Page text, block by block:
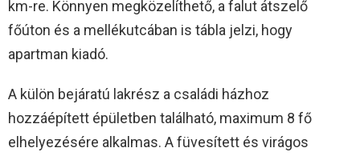
km-re. Könnyen megközelíthető, a falut átszelő
főúton és a mellékutcában is tábla jelzi, hogy
apartman kiadó.
A külön bejáratú lakrész a családi házhoz
hozzáépített épületben található, maximum 8 fő
elhelyezésére alkalmas. A füvesített és virágos